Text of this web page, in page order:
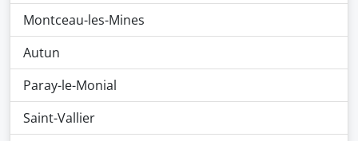
Montceau-les-Mines
Autun
Paray-le-Monial
Saint-Vallier